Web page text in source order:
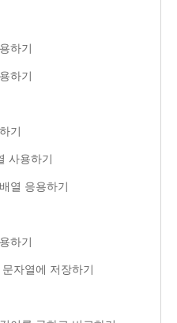
하기
하기
기
사용하기
열 응용하기
하기
자열에 저장하기